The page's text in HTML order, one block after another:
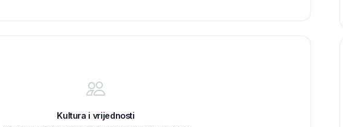
Kultura i vrijednosti